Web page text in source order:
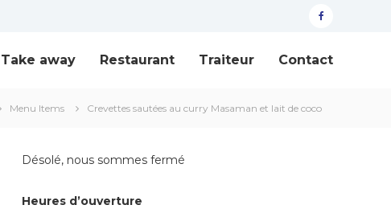
Take away Restaurant Traiteur Contact
Menu Items Crevettes sautées au curry Masaman et lait de coco
Désolé, nous sommes fermé
Heures d’ouverture